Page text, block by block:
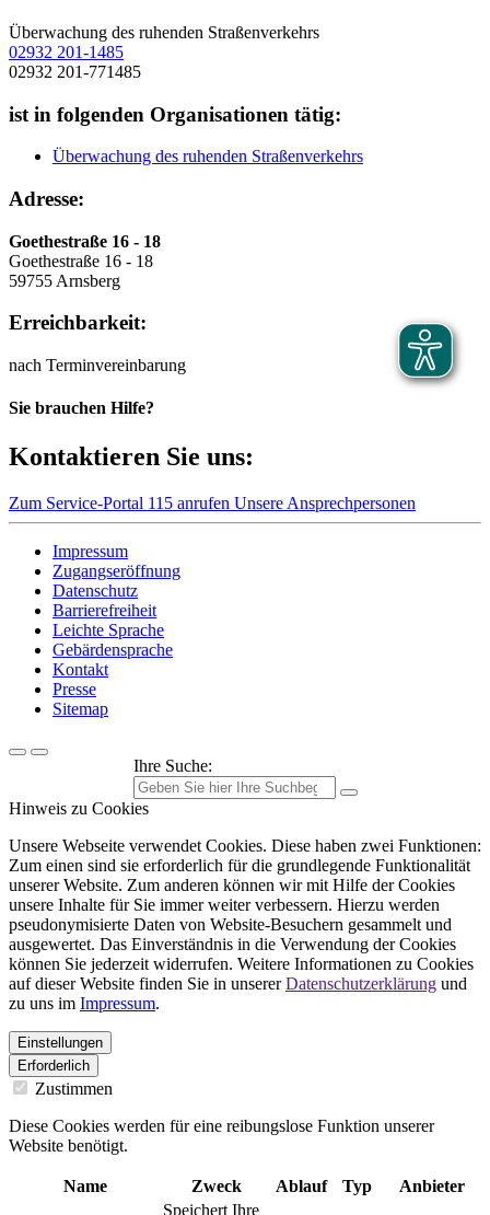
Überwachung des ruhenden Straßenverkehrs
02932 201-1485
02932 201-771485
ist in folgenden Organisationen tätig:
Überwachung des ruhenden Straßenverkehrs
Adresse:
Goethestraße 16 - 18
Goethestraße 16 - 18
59755 Arnsberg
Erreichbarkeit:
nach Terminvereinbarung
Sie brauchen Hilfe?
Kontaktieren Sie uns:
Zum Service-Portal 115 anrufen Unsere Ansprechpersonen
Impressum
Zugangseröffnung
Datenschutz
Barrierefreiheit
Leichte Sprache
Gebärdensprache
Kontakt
Presse
Sitemap
Ihre Suche:
Hinweis zu Cookies
Unsere Webseite verwendet Cookies. Diese haben zwei Funktionen:
Zum einen sind sie erforderlich für die grundlegende Funktionalität
unserer Website. Zum anderen können wir mit Hilfe der Cookies
unsere Inhalte für Sie immer weiter verbessern. Hierzu werden
pseudonymisierte Daten von Website-Besuchern gesammelt und
ausgewertet. Das Einverständnis in die Verwendung der Cookies
können Sie jederzeit widerrufen. Weitere Informationen zu Cookies
auf dieser Website finden Sie in unsererDatenschutzerklärung und
zu uns im Impressum.
Einstellungen
Erforderlich
Zustimmen
Diese Cookies werden für eine reibungslose Funktion unserer
Website benötigt.
Name Zweck Ablauf Typ
Anbieter
Speichert Ihre